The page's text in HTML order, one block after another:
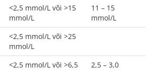
<2,5 mmol/L või >15
mmol/L
11 – 15
mmol/L
<2,5 mmol/L või >25
mmol/L
<2,5 mmol/L või >6,5
2,5 – 3,0